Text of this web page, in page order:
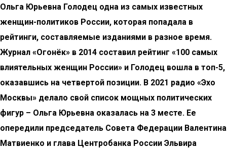
Ольга Юрьевна Голодец одна из самых известных
женщин-политиков России, которая попадала в
рейтинги, составляемые изданиями в разное время.
Журнал «Огонёк» в 2014 составил рейтинг «100 самых
влиятельных женщин России» и Голодец вошла в топ-5,
оказавшись на четвертой позиции. В 2021 радио «Эхо
Москвы» делало свой список мощных политических
фигур – Ольга Юрьевна оказалась на 3 месте. Ее
опередили председатель Совета Федерации Валентина
Матвиенко и глава Центробанка России Эльвира